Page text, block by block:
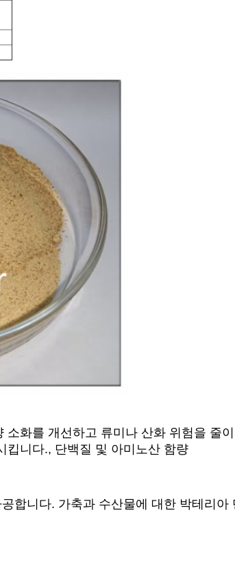
화를 개선하고 류미나 산화 위험을 줄
킵니다., 단백질 및 아미노산 함량
합니다. 가축과 수산물에 대한 박테리